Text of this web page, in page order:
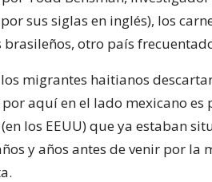
sus siglas en inglés), los
brasileños, otro país
migrantes haitianos
aquí en el lado mexicano es
los EEUU) que ya estaban
y años antes de venir por la